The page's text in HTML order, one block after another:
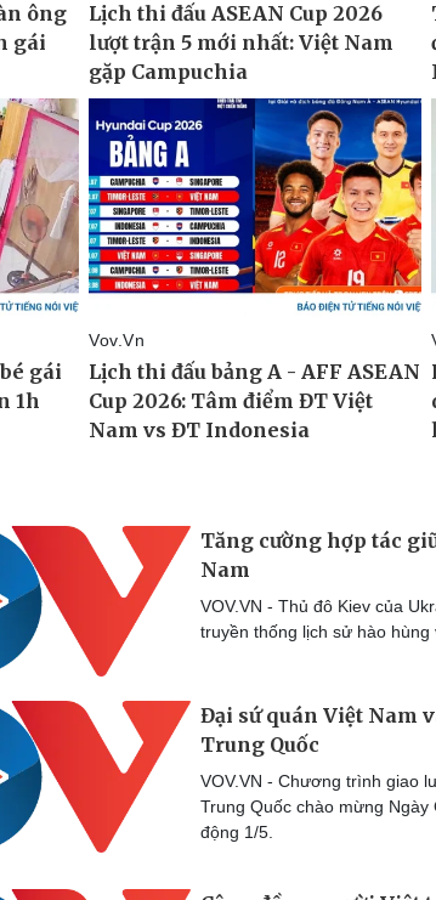
Tăng cường hợp tác
Nam
VOV.VN - Thủ đô Kiev của
truyền thống lịch sử hào
Đại sứ quán Việt Nam
Trung Quốc
VOV.VN - Chương trình giao
Trung Quốc chào mừng
động 1/5.